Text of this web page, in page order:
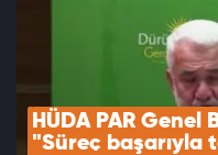
HÜDA PAR Genel
"Süreç başarıyla